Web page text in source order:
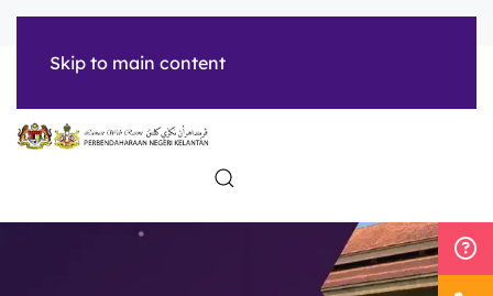
Skip to main content